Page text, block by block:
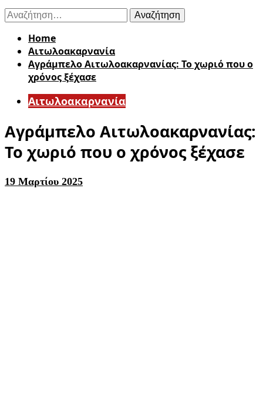
Αναζήτηση
για:
Home
Αιτωλοακαρνανία
Αγράμπελο Αιτωλοακαρνανίας: Το χωριό που ο
χρόνος ξέχασε
Αιτωλοακαρνανία
Αγράμπελο Αιτωλοακαρνανίας:
Το χωριό που ο χρόνος ξέχασε
19 Μαρτίου 2025